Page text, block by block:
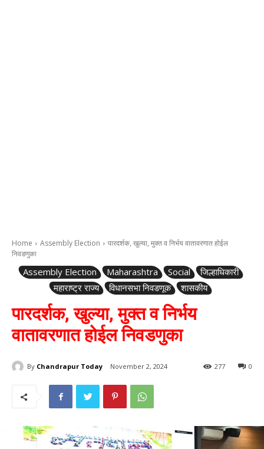
Home Assembly Election
पारदर्शक, खुल्या, मुक्त व निर्भय वातावरणात होईल
निवडणुका
Assembly Election Maharashtra Social
जिल्हाधिकारी
महाराष्ट्र राज्य
विधानसभा निवडणूक शासकीय
पारदर्शक, खुल्या, मुक्त व निर्भय
वातावरणात होईल निवडणुका
By Chandrapur Today November 2, 2024 0
277